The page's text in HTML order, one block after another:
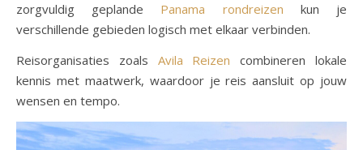
zorgvuldig geplande Panama rondreizen kun je
verschillende gebieden logisch met elkaar verbinden.
Reisorganisaties zoals Avila Reizen combineren lokale
kennis met maatwerk, waardoor je reis aansluit op jouw
wensen en tempo.